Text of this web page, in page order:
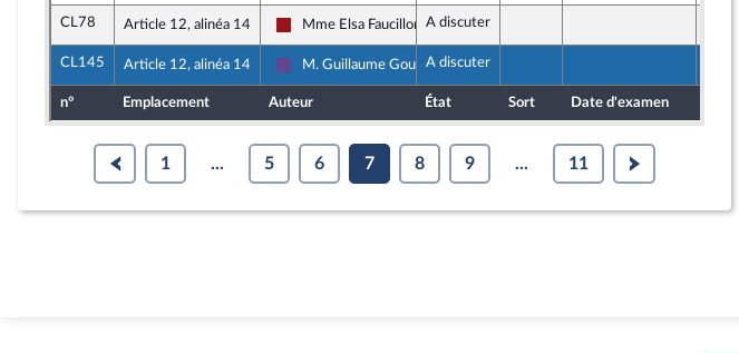
CL78 Article 12, alinéa 14
Gauche démocrate et républicaine - NUPES
Mme Elsa Faucillon A discuter
CL145 Article 12, alinéa 14
Renaissance
M. Guillaume Gouffier Valente
A discuter
n° Emplacement Auteur État Sort Date d'examen
1 ... 5 6 7 8 9 ... 11